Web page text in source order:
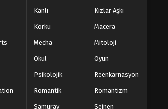
Kanlı Kızlar Aşkı
Korku Macera
Mecha Mitoloji
Okul Oyun
Psikolojik Reenkarnasyon
Romantik Romantizm
Samuray Seinen